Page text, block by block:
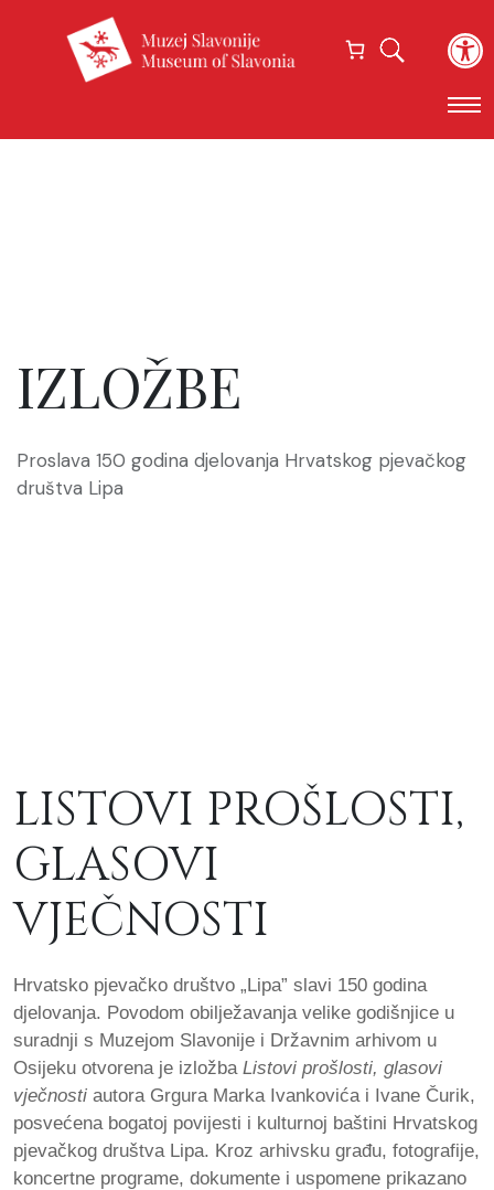
IZLOŽBE
Proslava 150 godina djelovanja Hrvatskog pjevačkog
društva Lipa
LISTOVI PROŠLOSTI,
GLASOVI
VJEČNOSTI
Hrvatsko pjevačko društvo „Lipa” slavi 150 godina
djelovanja. Povodom obilježavanja velike godišnjice u
suradnji s Muzejom Slavonije i Državnim arhivom u
Osijeku otvorena je izložba Listovi prošlosti, glasovi
vječnosti autora Grgura Marka Ivankovića i Ivane Čurik,
posvećena bogatoj povijesti i kulturnoj baštini Hrvatskog
pjevačkog društva Lipa. Kroz arhivsku građu, fotografije,
koncertne programe, dokumente i uspomene prikazano